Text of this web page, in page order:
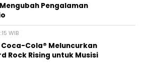
Pengalaman
WIB
Cola® Meluncurkan
Rock Rising untuk Musisi